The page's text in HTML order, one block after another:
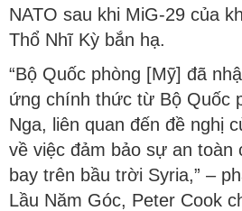
NATO sau khi MiG-29 của
Thổ Nhĩ Kỳ bắn hạ.
“Bộ Quốc phòng [Mỹ] đã
ứng chính thức từ Bộ Quốc
Nga, liên quan đến đề nghị
về việc đảm bảo sự an toàn
bay trên bầu trời Syria,” –
Lầu Năm Góc, Peter Cook